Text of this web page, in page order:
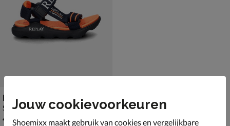
Replay Spacer 2
Sandalen - oranje
€ 49,99
49 ,
Jouw cookievoorkeuren
Shoemixx maakt gebruik van cookies en vergelijkbare